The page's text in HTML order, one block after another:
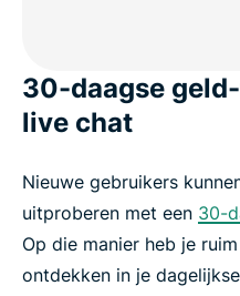
30-daagse
live chat
Nieuwe gebruikers
uitproberen met een 30-
Op die manier heb je
ontdekken in je